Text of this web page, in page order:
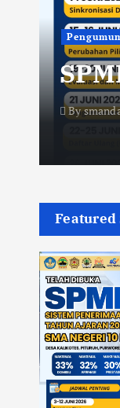
By
Featured